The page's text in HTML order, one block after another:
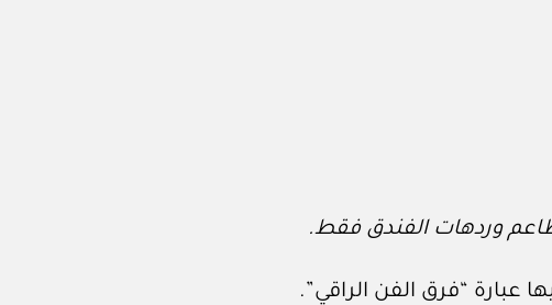
وردهات الفندق فقط.
عبارة “فرق الفن الراقي”.